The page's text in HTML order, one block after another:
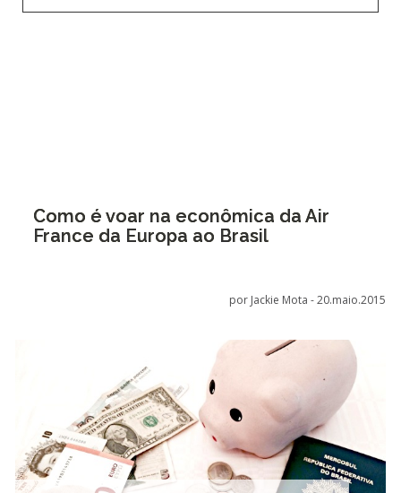
Como é voar na econômica da Air
France da Europa ao Brasil
por Jackie Mota -20.maio.2015